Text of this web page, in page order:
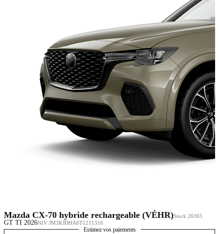
Mazda CX-70 hybride rechargeable (VÉHR)Stock 26365
GT TI 2026NIV JM3KJDHA6T1211316
Estimez vos paiements